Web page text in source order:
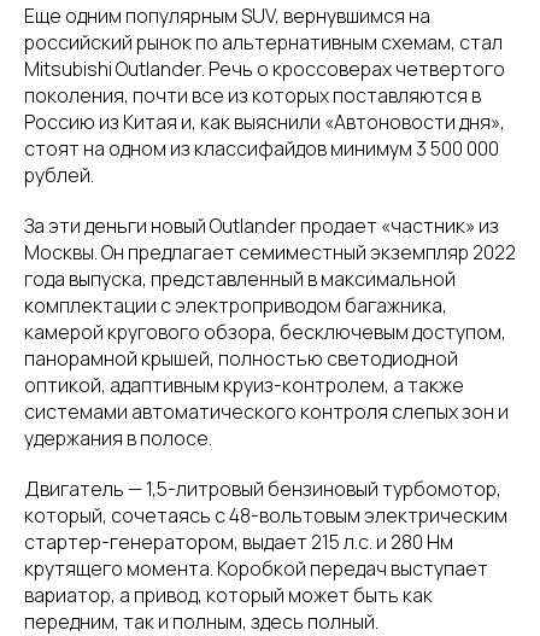
Еще одним популярным SUV, вернувшимся на
российский рынок по альтернативным схемам, стал
Mitsubishi Outlander. Речь о кроссоверах четвертого
поколения, почти все из которых поставляются в
Россию из Китая и, как выяснили «Автоновости дня»,
стоят на одном из классифайдов минимум 3 500 000
рублей.
За эти деньги новый Outlander продает «частник» из
Москвы. Он предлагает семиместный экземпляр 2022
года выпуска, представленный в максимальной
комплектации с электроприводом багажника,
камерой кругового обзора, бесключевым доступом,
панорамной крышей, полностью светодиодной
оптикой, адаптивным круиз-контролем, а также
системами автоматического контроля слепых зон и
удержания в полосе.
Двигатель — 1,5-литровый бензиновый турбомотор,
который, сочетаясь с 48-вольтовым электрическим
стартер-генератором, выдает 215 л.с. и 280 Нм
крутящего момента. Коробкой передач выступает
вариатор, а привод, который может быть как
передним, так и полным, здесь полный.